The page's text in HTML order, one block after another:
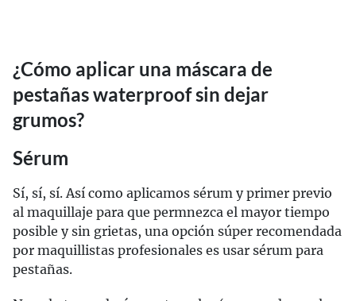
¿Cómo aplicar una máscara de
pestañas waterproof sin dejar
grumos?
Sérum
Sí, sí, sí. Así como aplicamos sérum y primer previo
al maquillaje para que permnezca el mayor tiempo
posible y sin grietas, una opción súper recomendada
por maquillistas profesionales es usar sérum para
pestañas.